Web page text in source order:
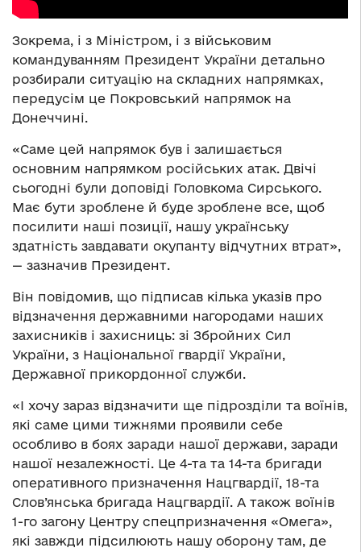
Зокрема, і з Міністром, і з військовим
командуванням Президент України детально
розбирали ситуацію на складних напрямках,
передусім це Покровський напрямок на
Донеччині.
«Саме цей напрямок був і залишається
основним напрямком російських атак. Двічі
сьогодні були доповіді Головкома Сирського.
Має бути зроблене й буде зроблене все, щоб
посилити наші позиції, нашу українську
здатність завдавати окупанту відчутних втрат»,
— зазначив Президент.
Він повідомив, що підписав кілька указів про
відзначення державними нагородами наших
захисників і захисниць: зі Збройних Сил
України, з Національної гвардії України,
Державної прикордонної служби.
«І хочу зараз відзначити ще підрозділи та воїнів,
які саме цими тижнями проявили себе
особливо в боях заради нашої держави, заради
нашої незалежності. Це 4-та та 14-та бригади
оперативного призначення Нацгвардії, 18-та
Слов’янська бригада Нацгвардії. А також воїнів
1-го загону Центру спецпризначення «Омега»,
які завжди підсилюють нашу оборону там, де